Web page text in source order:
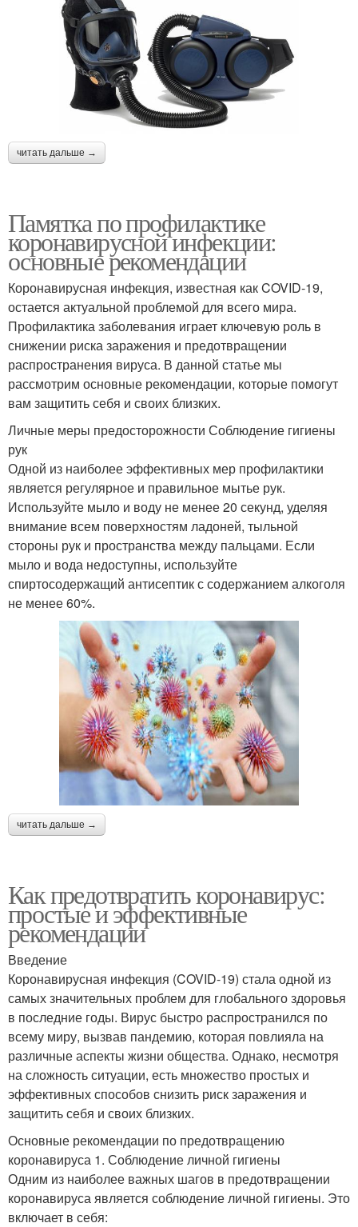
читать дальше →
Памятка по профилактике
коронавирусной инфекции:
основные рекомендации
Коронавирусная инфекция, известная как COVID-19,
остается актуальной проблемой для всего мира.
Профилактика заболевания играет ключевую роль в
снижении риска заражения и предотвращении
распространения вируса. В данной статье мы
рассмотрим основные рекомендации, которые помогут
вам защитить себя и своих близких.
Личные меры предосторожности Соблюдение гигиены
рук
Одной из наиболее эффективных мер профилактики
является регулярное и правильное мытье рук.
Используйте мыло и воду не менее 20 секунд, уделяя
внимание всем поверхностям ладоней, тыльной
стороны рук и пространства между пальцами. Если
мыло и вода недоступны, используйте
спиртосодержащий антисептик с содержанием алкоголя
не менее 60%.
читать дальше →
Как предотвратить коронавирус:
простые и эффективные
рекомендации
Введение
Коронавирусная инфекция (COVID-19) стала одной из
самых значительных проблем для глобального здоровья
в последние годы. Вирус быстро распространился по
всему миру, вызвав пандемию, которая повлияла на
различные аспекты жизни общества. Однако, несмотря
на сложность ситуации, есть множество простых и
эффективных способов снизить риск заражения и
защитить себя и своих близких.
Основные рекомендации по предотвращению
коронавируса 1. Соблюдение личной гигиены
Одним из наиболее важных шагов в предотвращении
коронавируса является соблюдение личной гигиены. Это
включает в себя: